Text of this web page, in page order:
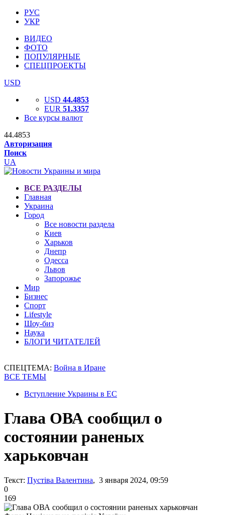
РУС
УКР
ВИДЕО
ФОТО
ПОПУЛЯРНЫЕ
СПЕЦПРОЕКТЫ
USD
USD 44.4853
EUR 51.3357
Все курсы валют
44.4853
Авторизация
Поиск
UA
ВСЕ РАЗДЕЛЫ
Главная
Украина
Город
Все новости раздела
Киев
Харьков
Днепр
Одесса
Львов
Запорожье
Мир
Бизнес
Спорт
Lifestyle
Шоу-биз
Наука
БЛОГИ ЧИТАТЕЛЕЙ
СПЕЦТЕМА: Война в Иране
ВСЕ ТЕМЫ
Вступление Украины в ЕС
Глава ОВА сообщил о
состоянии раненых
харьковчан
Текст: Пустіва Валентина, 3 января 2024, 09:59
0
169